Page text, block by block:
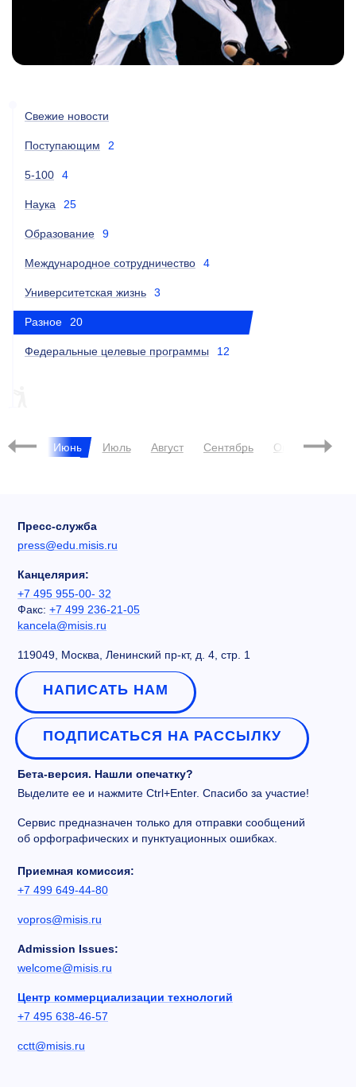
Свежие новости
Поступающим 2
5-100 4
Наука 25
Образование 9
Международное сотрудничество 4
Университетская жизнь 3
Разное 20
Федеральные целевые программы 12
Май Июнь Июль Август Сентябрь Октябрь
Пресс-служба
press@edu.misis.ru
Канцелярия:
+7 495 955-00- 32
Факс: +7 499 236-21-05
kancela@misis.ru
119049, Москва, Ленинский пр-кт, д. 4, стр. 1
НАПИСАТЬ НАМ
ПОДПИСАТЬСЯ НА РАССЫЛКУ
Бета-версия. Нашли опечатку?
Выделите ее и нажмите Ctrl+Enter. Спасибо за участие!
Сервис предназначен только для отправки сообщений
об орфографических и пунктуационных ошибках.
Приемная комиссия:
+7 499 649-44-80
vopros@misis.ru
Admission Issues:
welcome@misis.ru
Центр коммерциализации технологий
+7 495 638-46-57
cctt@misis.ru